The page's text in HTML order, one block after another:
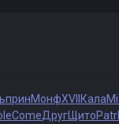
принМонфXVII Кала
ComeДруг ЩитоPatr